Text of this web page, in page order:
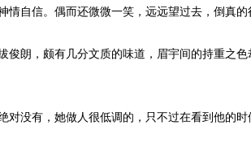
自信。偶而还微微一笑，远远望过去，倒真的
朗，颇有几分文质的味道，眉宇间的持重之
没有，她做人很低调的，只不过在看到他的时